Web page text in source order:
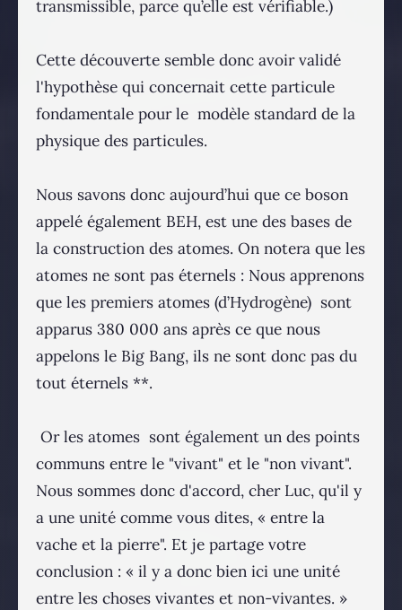
transmissible, parce qu’elle est vérifiable.)
Cette découverte semble donc avoir validé
l'hypothèse qui concernait cette particule
fondamentale pour le modèle standard de la
physique des particules.
Nous savons donc aujourd’hui que ce boson
appelé également BEH, est une des bases de
la construction des atomes. On notera que les
atomes ne sont pas éternels : Nous apprenons
que les premiers atomes (d’Hydrogène) sont
apparus 380 000 ans après ce que nous
appelons le Big Bang, ils ne sont donc pas du
tout éternels **.
Or les atomes sont également un des points
communs entre le "vivant" et le "non vivant".
Nous sommes donc d'accord, cher Luc, qu'il y
a une unité comme vous dites, « entre la
vache et la pierre". Et je partage votre
conclusion : « il y a donc bien ici une unité
entre les choses vivantes et non-vivantes. »